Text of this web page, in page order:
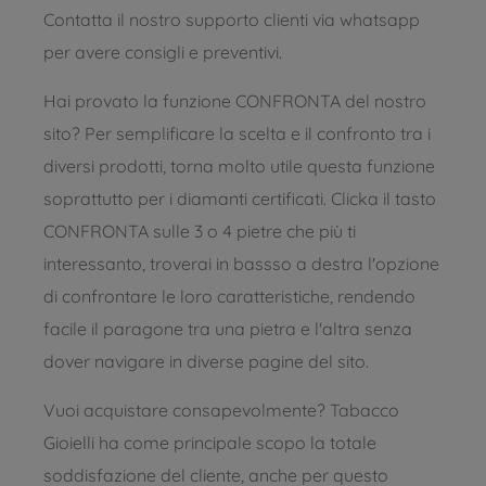
Contatta il nostro supporto clienti via whatsapp
per avere consigli e preventivi.
Hai provato la funzione CONFRONTA del nostro
sito? Per semplificare la scelta e il confronto tra i
diversi prodotti, torna molto utile questa funzione
soprattutto per i diamanti certificati. Clicka il tasto
CONFRONTA sulle 3 o 4 pietre che più ti
interessanto, troverai in bassso a destra l'opzione
di confrontare le loro caratteristiche, rendendo
facile il paragone tra una pietra e l'altra senza
dover navigare in diverse pagine del sito.
Vuoi acquistare consapevolmente? Tabacco
Gioielli ha come principale scopo la totale
soddisfazione del cliente, anche per questo